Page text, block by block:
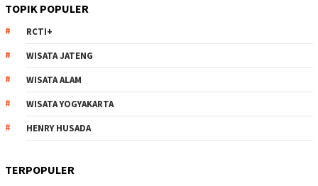
TOPIK POPULER
RCTI+
WISATA JATENG
WISATA ALAM
WISATA YOGYAKARTA
HENRY HUSADA
TERPOPULER